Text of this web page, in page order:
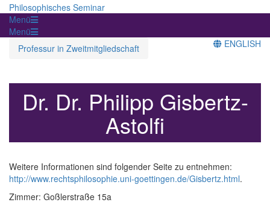
Philosophisches Seminar
Menü
Menü
Professur in Zweitmitgliedschaft
ENGLISH
Dr. Dr. Philipp Gisbertz-
Astolfi
Weitere Informationen sind folgender Seite zu entnehmen:
http://www.rechtsphilosophie.uni-goettingen.de/Gisbertz.html.
Zimmer: Goßlerstraße 15a